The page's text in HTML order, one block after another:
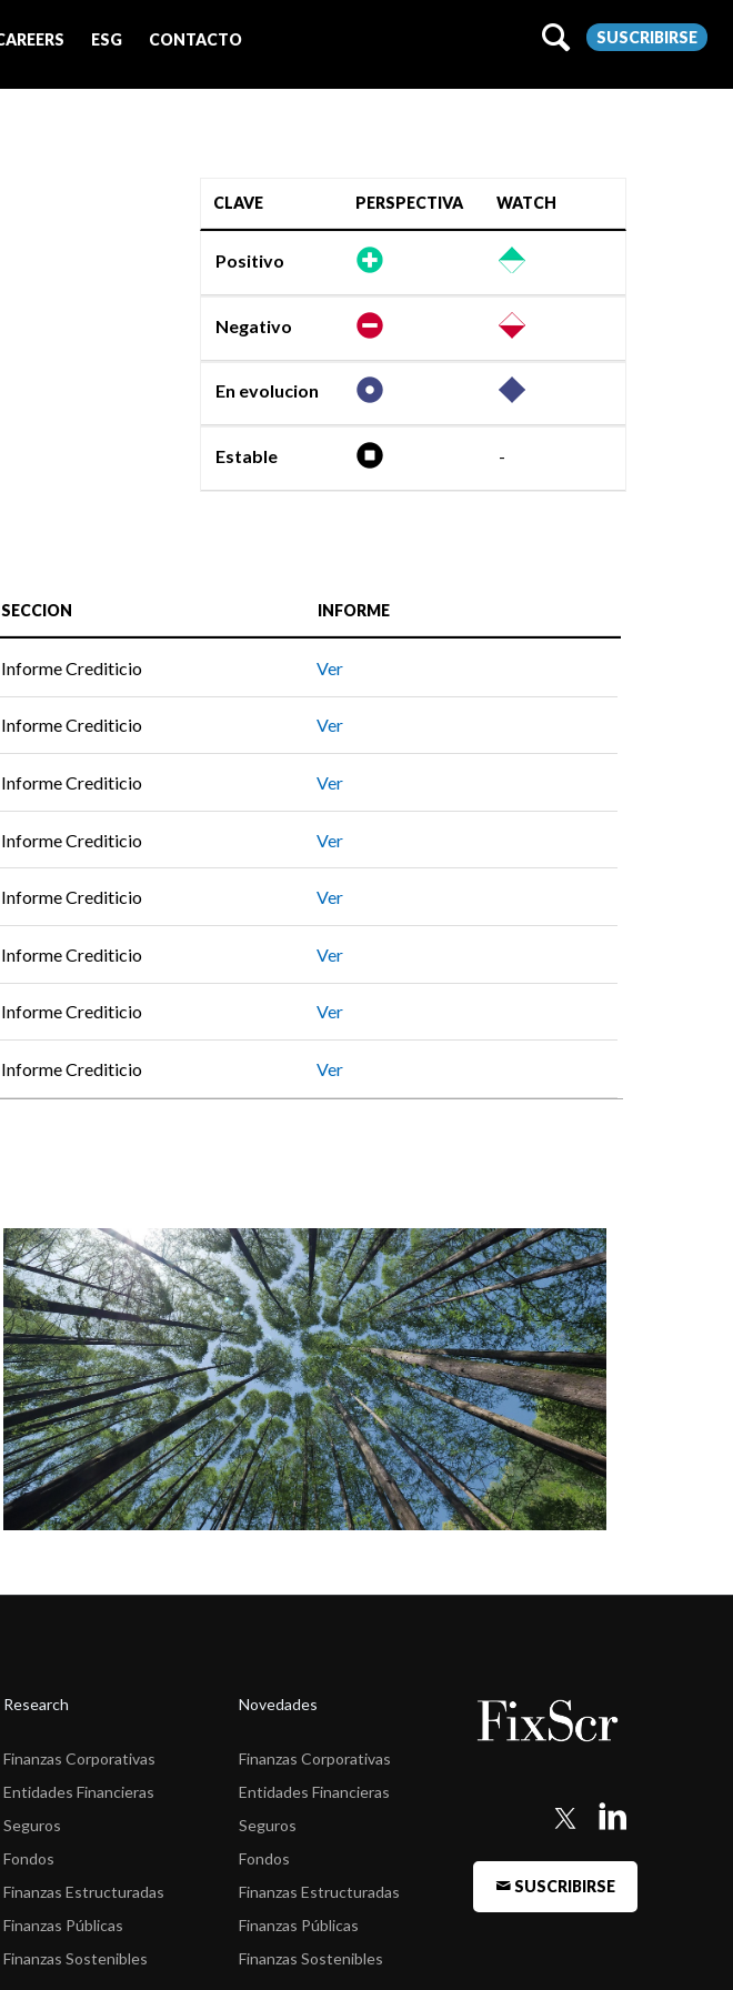
ESG CONTACTO SUSCRIBIRSE
CLAVE PERSPECTIVA WATCH
Positivo
Negativo
En evolucion
Estable -
SECCION INFORME
Informe Crediticio Ver
Informe Crediticio Ver
Informe Crediticio Ver
Informe Crediticio Ver
Informe Crediticio Ver
Informe Crediticio Ver
Informe Crediticio Ver
Informe Crediticio Ver
Research
Finanzas Corporativas
Entidades Financieras
Seguros
Fondos
Finanzas Estructuradas
Finanzas Públicas
Finanzas Sostenibles
Novedades
Finanzas Corporativas
Entidades Financieras
Seguros
Fondos
Finanzas Estructuradas
Finanzas Públicas
Finanzas Sostenibles
SUSCRIBIRSE